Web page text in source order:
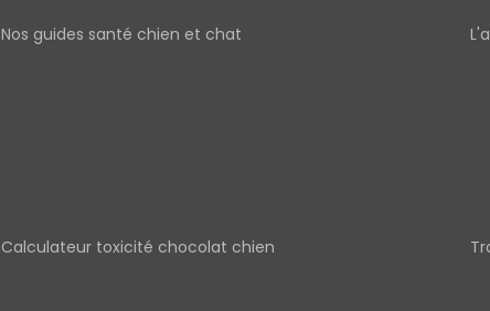
Nos guides santé chien et chat
Calculateur toxicité chocolat chien